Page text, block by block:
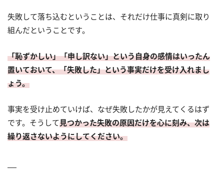
失敗して落ち込むということは、それだけ仕事に真剣に取り
組んだということです。
「恥ずかしい」「申し訳ない」という自身の感情はいったん
置いておいて、「失敗した」という事実だけを受け入れまし
ょう。
事実を受け止めていけば、なぜ失敗したかが見えてくるはず
です。そうして見つかった失敗の原因だけを心に刻み、次は
繰り返さないようにしてください。